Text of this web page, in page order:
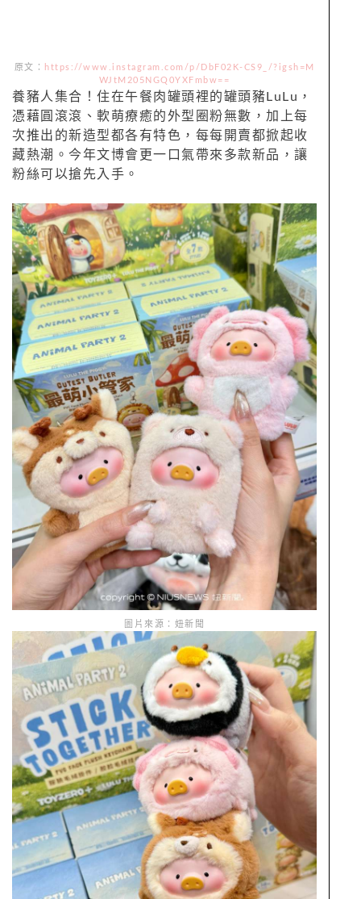
原文：
https://www.instagram.com/p/DbF02K-CS9_/?igsh=M
WJtM205NGQ0YXFmbw==
養豬人集合！住在午餐肉罐頭裡的罐頭豬LuLu，
憑藉圓滾滾、軟萌療癒的外型圈粉無數，加上每
次推出的新造型都各有特色，每每開賣都掀起收
藏熱潮。今年文博會更一口氣帶來多款新品，讓
粉絲可以搶先入手。
圖片來源：妞新聞